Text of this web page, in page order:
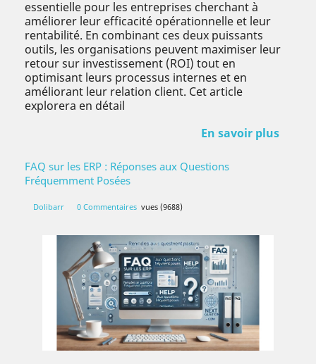
essentielle pour les entreprises cherchant à
améliorer leur efficacité opérationnelle et leur
rentabilité. En combinant ces deux puissants
outils, les organisations peuvent maximiser leur
retour sur investissement (ROI) tout en
optimisant leurs processus internes et en
améliorant leur relation client. Cet article
explorera en détail
En savoir plus
FAQ sur les ERP : Réponses aux Questions
Fréquemment Posées
Dolibarr 0 Commentaires vues (9688)